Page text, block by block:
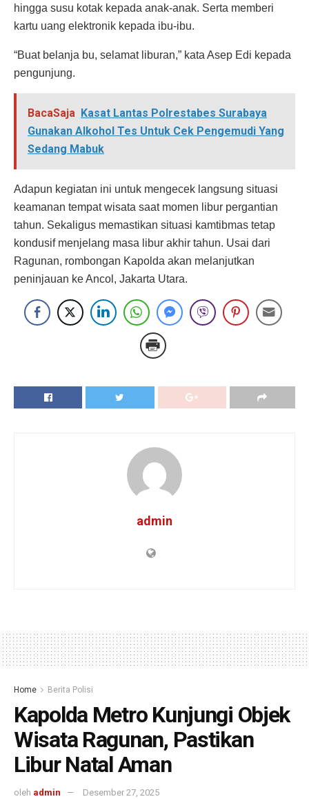
hingga susu kotak kepada anak-anak. Serta memberi
kartu uang elektronik kepada ibu-ibu.
“Buat belanja bu, selamat liburan,” kata Asep Edi kepada
pengunjung.
BacaSaja Kasat Lantas Polrestabes Surabaya
Gunakan Alkohol Tes Untuk Cek Pengemudi Yang
Sedang Mabuk
Adapun kegiatan ini untuk mengecek langsung situasi
keamanan tempat wisata saat momen libur pergantian
tahun. Sekaligus memastikan situasi kamtibmas tetap
kondusif menjelang masa libur akhir tahun. Usai dari
Ragunan, rombongan Kapolda akan melanjutkan
peninjauan ke Ancol, Jakarta Utara.
admin
Home Berita Polisi
Kapolda Metro Kunjungi Objek
Wisata Ragunan, Pastikan
Libur Natal Aman
oleh admin Desember 27, 2025